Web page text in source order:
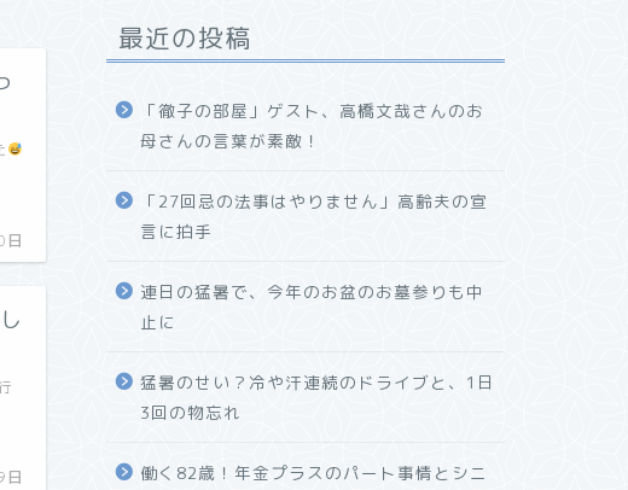
日
日
最近の投稿
「徹子の部屋」ゲスト、高橋文哉さんのお
母さんの言葉が素敵！
「27回忌の法事はやりません」高齢夫の宣
言に拍手
連日の猛暑で、今年のお盆のお墓参りも中
止に
猛暑のせい？冷や汗連続のドライブと、1日
3回の物忘れ
働く82歳！年金プラスのパート事情とシニ